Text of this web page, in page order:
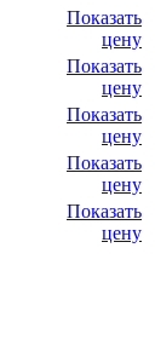
Показать
цену
Показать
цену
Показать
цену
Показать
цену
Показать
цену